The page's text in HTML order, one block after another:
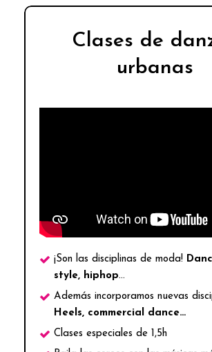
Clases de
urbanas
¡Son las disciplinas de moda!
style, hiphop…
Además incorporamos nuevas
Heels, commercial dance…
Clases especiales de 1,5h